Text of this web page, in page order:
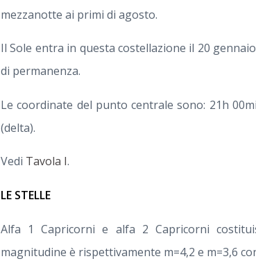
mezzanotte ai primi di agosto.
Il Sole entra in questa costellazione il 20
di permanenza.
Le coordinate del punto centrale sono: 21h
(delta).
Vedi Tavola I.
LE STELLE
Alfa 1 Capricorni e alfa 2 Capricorni
magnitudine è rispettivamente m=4,2 e m=3,6